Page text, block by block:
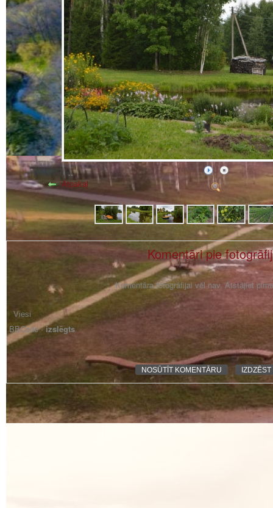
Atpakaļ
Komentāri pie
Komentāra fotogrāfijai vēl nav. Atstājiet
BBCode -izslēgts